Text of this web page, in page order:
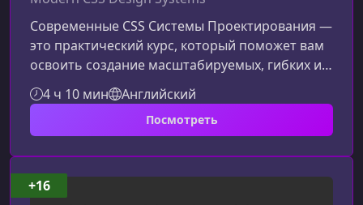
Современные CSS Системы Проектирования —
это практический курс, который поможет вам
освоить создание масштабируемых, гибких и
стандартизированных интерфейсов. Вы
узнаете, как выстраивать систему стилей,
которую легко поддерживать и развивать в
реальных проектах.Что вас ждет в этом
курсеМы начнем с настройки основы проекта
на базе HTML5 Boilerplate, затем изучим
принципы модульности, токены дизайна,
4 ч 10 мин Английский
Посмотреть
+16